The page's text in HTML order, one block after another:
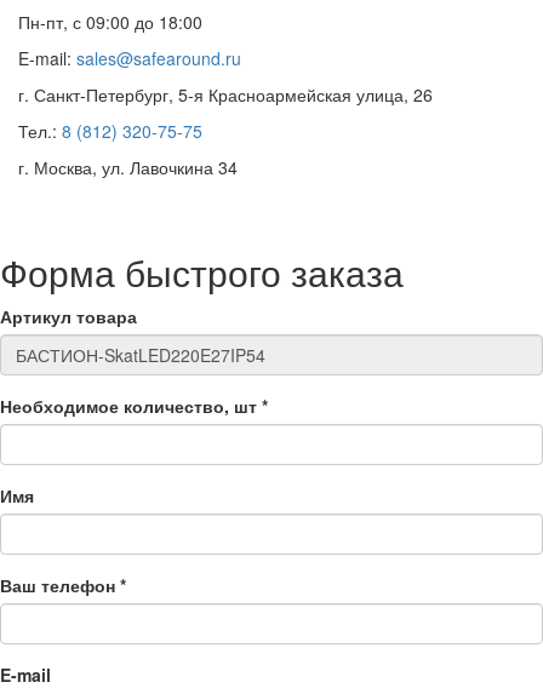
Пн-пт, с 09:00 до 18:00
E-mail: sales@safearound.ru
г. Санкт-Петербург, 5-я Красноармейская улица, 26
Тел.: 8 (812) 320-75-75
г. Москва, ул. Лавочкина 34
Форма быстрого заказа
Артикул товара
Необходимое количество, шт *
Имя
Ваш телефон *
E-mail